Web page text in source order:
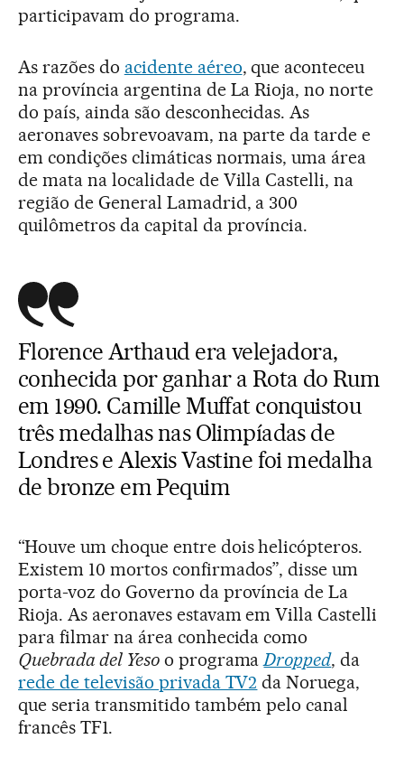
participavam do programa.
As razões do acidente aéreo, que aconteceu
na província argentina de La Rioja, no norte
do país, ainda são desconhecidas. As
aeronaves sobrevoavam, na parte da tarde e
em condições climáticas normais, uma área
de mata na localidade de Villa Castelli, na
região de General Lamadrid, a 300
quilômetros da capital da província.
Florence Arthaud era velejadora,
conhecida por ganhar a Rota do Rum
em 1990. Camille Muffat conquistou
três medalhas nas Olimpíadas de
Londres e Alexis Vastine foi medalha
de bronze em Pequim
“Houve um choque entre dois helicópteros.
Existem 10 mortos confirmados”, disse um
porta-voz do Governo da província de La
Rioja. As aeronaves estavam em Villa Castelli
para filmar na área conhecida como
Quebrada del Yesoo programaDropped, da
rede de televisão privada TV2 da Noruega,
que seria transmitido também pelo canal
francês TF1.